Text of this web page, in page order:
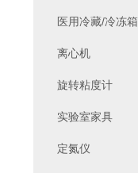
医用冷藏/冷冻箱
离心机
旋转粘度计
实验室家具
定氮仪